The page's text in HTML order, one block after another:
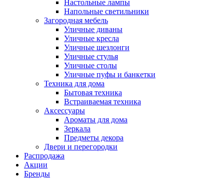
Настольные лампы
Напольные светильники
Загородная мебель
Уличные диваны
Уличные кресла
Уличные шезлонги
Уличные стулья
Уличные столы
Уличные пуфы и банкетки
Техника для дома
Бытовая техника
Встраиваемая техника
Аксессуары
Ароматы для дома
Зеркала
Предметы декора
Двери и перегородки
Распродажа
Акции
Бренды